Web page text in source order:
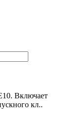
Включает
кл..